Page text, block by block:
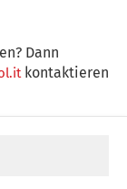
Dann
kontaktieren